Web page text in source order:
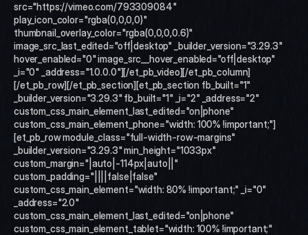
src="https://vimeo.com/793309084"
play_icon_color="rgba(0,0,0,0)"
thumbnail_overlay_color="rgba(0,0,0,0.6)"
image_src_last_edited="off|desktop" _builder_version="3.29.3"
hover_enabled="0" image_src__hover_enabled="off|desktop"
_i="0" _address="1.0.0.0"][/et_pb_video][/et_pb_column]
[/et_pb_row][/et_pb_section][et_pb_section fb_built="1"
_builder_version="3.29.3" fb_built="1" _i="2" _address="2"
custom_css_main_element_last_edited="on|phone"
custom_css_main_element_phone="width: 100% !important;"]
[et_pb_row module_class="full-width-row-margins"
_builder_version="3.29.3" min_height="1033px"
custom_margin="|auto|-114px|auto||"
custom_padding="||||false|false"
custom_css_main_element="width: 80% !important;" _i="0"
_address="2.0"
custom_css_main_element_last_edited="on|phone"
custom_css_main_element_tablet="width: 100% !important;"